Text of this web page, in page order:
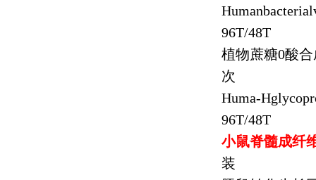
96T/48T
植物蔗糖0酸
次
Huma-
96T/48T
小鼠脊髓成纤
装